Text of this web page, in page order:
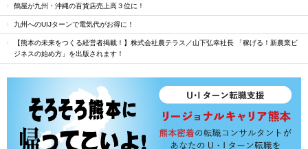
鶴屋が九州・沖縄の百貨店売上高３位に！
九州へのUIJターンで電気代がお得に！
【熊本の未来をつくる経営者掲載！】株式会社農テラス／山下弘幸社長 「稼げる！新農業ビ
ジネスの始め方」を出版されます！